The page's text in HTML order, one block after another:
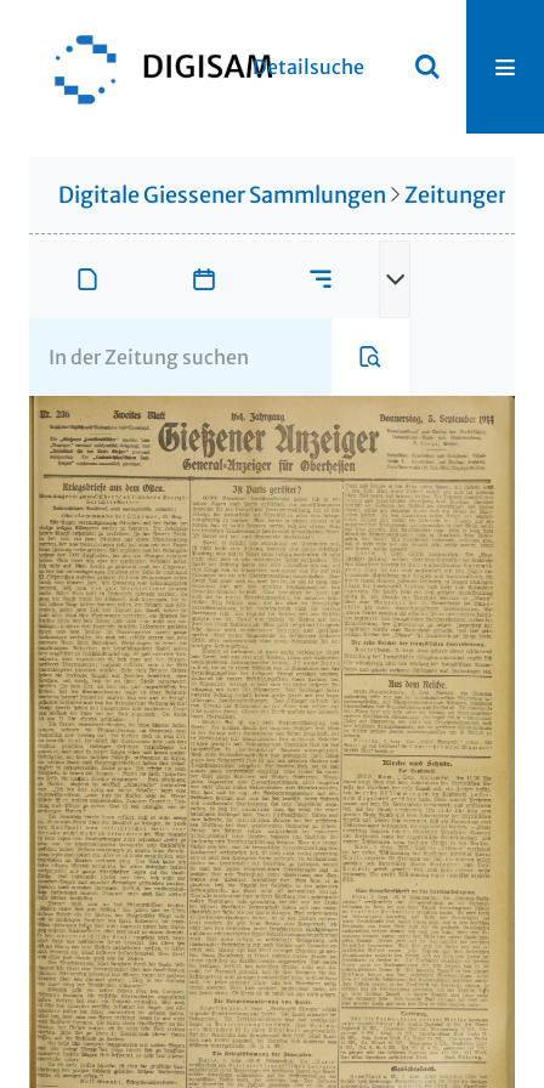
Detailsuche
Digitale Giessener Sammlungen Zeitungen